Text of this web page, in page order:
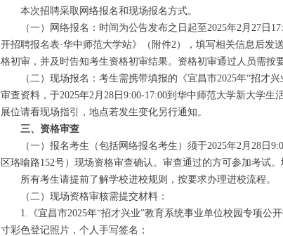
本次招聘采取网络报名和现场报名方式。
（一）网络报名：时间为公告发布之日起至2025年2月27日
开招聘报名表·华中师范大学站》（附件2），填写相关信息后
格初审，并及时告知考生资格初审结果。资格初审通过人员需按
（二）现场报名：考生需携带填报的《宜昌市2025年“招才兴
审查资料，于2025年2月28日9:00-17:00到华中师范大学新大学
展位请看现场指引，地点若发生变化另行通知。
三、资格审查
（一）报名考生（包括网络报名考生）须于2025年2月28日
区珞喻路152号）现场资格审查确认。审查通过的方可参加考试。
所有考生请提前了解学校进校规则，按要求办理进校流程。
（二）现场资格审核需提交材料：
1.《宜昌市2025年“招才兴业”教育系统事业单位校园专项公
寸彩色登记照片，个人手写签名；